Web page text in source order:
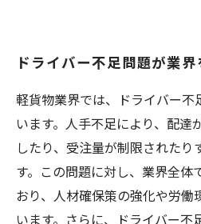
ドライバー不足問題が業
軽貨物業界では、ドライバー不
います。人手不足により、配達
したり、受注量が制限されたり
す。この問題に対し、業界全体
おり、人材確保策の強化や労働
います。さらに、ドライバー不